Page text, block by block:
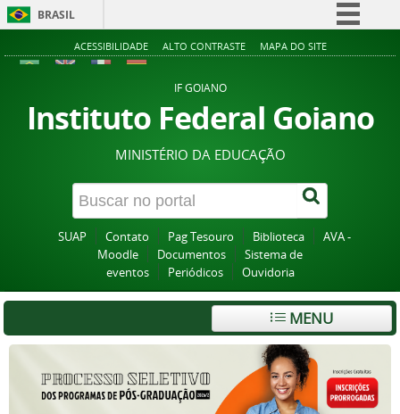
BRASIL
Simplifique!
Acesso à informação
Legislação
Canais
ACESSIBILIDADE ALTO CONTRASTE MAPA DO SITE
IF GOIANO
Instituto Federal Goiano
MINISTÉRIO DA EDUCAÇÃO
SUAP Contato Pag Tesouro Biblioteca
AVA -
Moodle
Documentos
Sistema de
eventos
Periódicos Ouvidoria
MENU